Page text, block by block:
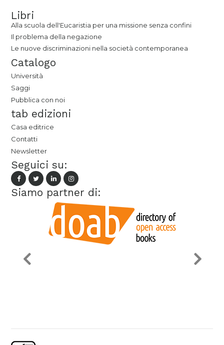
Libri
Alla scuola dell'Eucaristia per una missione senza confini
Il problema della negazione
Le nuove discriminazioni nella società contemporanea
Catalogo
Università
Saggi
Pubblica con noi
tab edizioni
Casa editrice
Contatti
Newsletter
Seguici su:
Siamo partner di: